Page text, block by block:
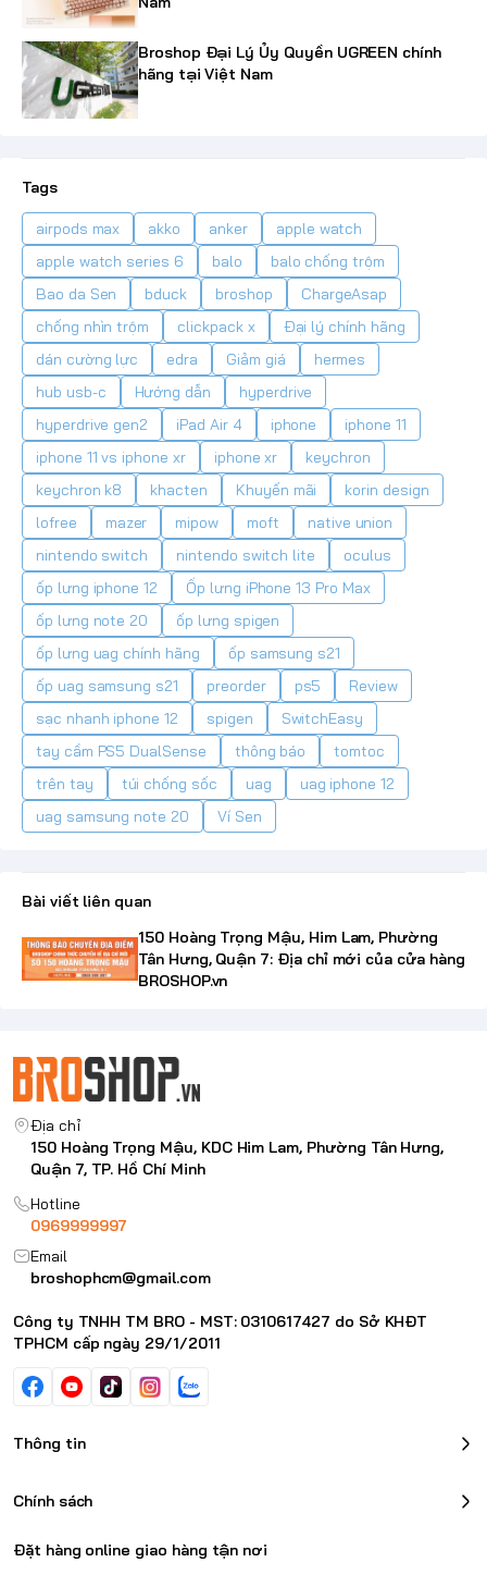
Broshop Đại Lý Ủy Quyền UGREEN chính
hãng tại Việt Nam
Tags
airpods max akko anker
apple watch
apple watch series 6
balo
balo chống trộm
Bao da Sen
bduck broshop
ChargeAsap
chống nhìn trộm
clickpack x
Đại lý chính hãng
dán cường lực
edra Giảm giá
hermes
hub usb-c
Hướng dẫn
hyperdrive
hyperdrive gen2
iPad Air 4 iphone
iphone 11
iphone 11 vs iphone xr
iphone xr
keychron
keychron k8
khacten Khuyến mãi
korin design
lofree
mazer mipow moft
native union
nintendo switch
nintendo switch lite
oculus
ốp lưng iphone 12
Ốp lưng iPhone 13 Pro Max
ốp lưng note 20
ốp lưng spigen
ốp lưng uag chính hãng
ốp samsung s21
ốp uag samsung s21
preorder ps5
Review
sạc nhanh iphone 12
spigen
SwitchEasy
tay cầm PS5 DualSense
thông báo
tomtoc
trên tay
túi chống sốc uag
uag iphone 12
uag samsung note 20
Ví Sen
Bài viết liên quan
150 Hoàng Trọng Mậu, Him Lam, Phường
Tân Hưng, Quận 7: Địa chỉ mới của cửa hàng
BROSHOP.vn
Địa chỉ
150 Hoàng Trọng Mậu, KDC Him Lam, Phường Tân Hưng,
Quận 7, TP. Hồ Chí Minh
Hotline
0969999997
Email
broshophcm@gmail.com
Công ty TNHH TM BRO - MST: 0310617427 do Sở KHĐT
TPHCM cấp ngày 29/1/2011
Thông tin
Chính sách
Đặt hàng online giao hàng tận nơi